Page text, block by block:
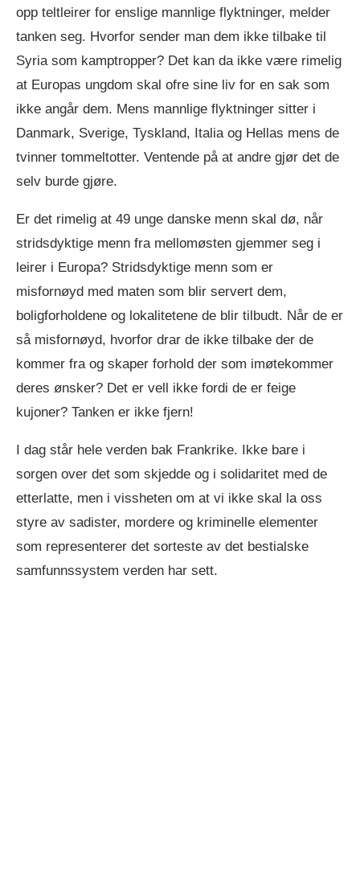
opp teltleirer for enslige mannlige flyktninger, melder
tanken seg. Hvorfor sender man dem ikke tilbake til
Syria som kamptropper? Det kan da ikke være rimelig
at Europas ungdom skal ofre sine liv for en sak som
ikke angår dem. Mens mannlige flyktninger sitter i
Danmark, Sverige, Tyskland, Italia og Hellas mens de
tvinner tommeltotter. Ventende på at andre gjør det de
selv burde gjøre.
Er det rimelig at 49 unge danske menn skal dø, når
stridsdyktige menn fra mellomøsten gjemmer seg i
leirer i Europa? Stridsdyktige menn som er
misfornøyd med maten som blir servert dem,
boligforholdene og lokalitetene de blir tilbudt. Når de er
så misfornøyd, hvorfor drar de ikke tilbake der de
kommer fra og skaper forhold der som imøtekommer
deres ønsker? Det er vell ikke fordi de er feige
kujoner? Tanken er ikke fjern!
I dag står hele verden bak Frankrike. Ikke bare i
sorgen over det som skjedde og i solidaritet med de
etterlatte, men i vissheten om at vi ikke skal la oss
styre av sadister, mordere og kriminelle elementer
som representerer det sorteste av det bestialske
samfunnssystem verden har sett.